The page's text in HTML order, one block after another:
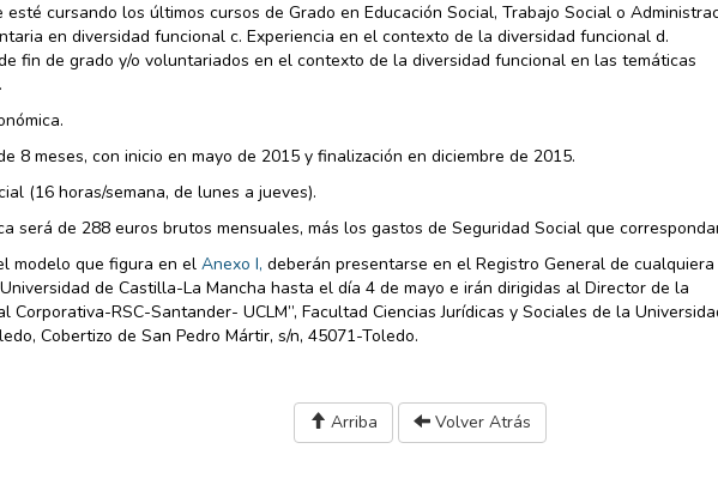
cursando los últimos cursos de Grado en Educación Social, Trabajo Social o
en diversidad funcional c. Experiencia en el contexto de la diversidad funcional d.
fin de grado y/o voluntariados en el contexto de la diversidad funcional en las temáticas
8 meses, con inicio en mayo de 2015 y finalización en diciembre de 2015.
(16 horas/semana, de lunes a jueves).
será de 288 euros brutos mensuales, más los gastos de Seguridad Social que
modelo que figura en el Anexo I, deberán presentarse en el Registro General de cualquiera
de Castilla-La Mancha hasta el día 4 de mayo e irán dirigidas al Director de la
Corporativa-RSC-Santander- UCLM”, Facultad Ciencias Jurídicas y Sociales de la
Cobertizo de San Pedro Mártir, s/n, 45071-Toledo.
Arriba Volver Atrás